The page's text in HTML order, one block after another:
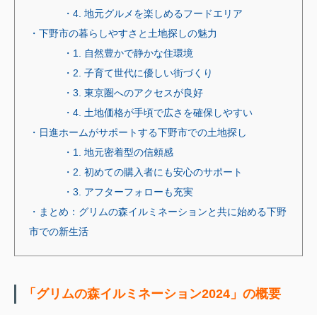
・4. 地元グルメを楽しめるフードエリア
・下野市の暮らしやすさと土地探しの魅力
・1. 自然豊かで静かな住環境
・2. 子育て世代に優しい街づくり
・3. 東京圏へのアクセスが良好
・4. 土地価格が手頃で広さを確保しやすい
・日進ホームがサポートする下野市での土地探し
・1. 地元密着型の信頼感
・2. 初めての購入者にも安心のサポート
・3. アフターフォローも充実
・まとめ：グリムの森イルミネーションと共に始める下野
市での新生活
「グリムの森イルミネーション2024」の概要